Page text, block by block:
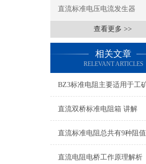
直流标准电压电流发生器
查看更多 >>
相关文章
RELEVANT ARTICLES
直流双桥标准电阻箱 讲解
直流标准电阻总共有9种阻值
直流电阻电桥工作原理解析